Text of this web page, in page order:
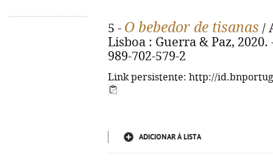
5 - O bebedor de tisanas /
Lisboa : Guerra & Paz, 2020.
989-702-579-2
Link persistente: http://
ADICIONAR À LISTA